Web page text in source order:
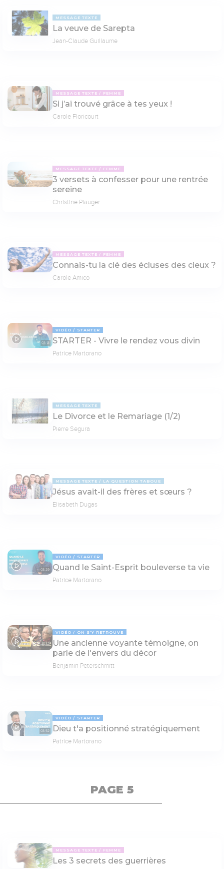
MESSAGE TEXTE
La veuve de Sarepta
Jean-Claude Guillaume
MESSAGE TEXTE FEMME
Si j’ai trouvé grâce à tes yeux !
Carole Floricourt
MESSAGE TEXTE FEMME
3 versets à confesser pour une rentrée
sereine
Christine Piauger
MESSAGE TEXTE FEMME
Connais-tu la clé des écluses des cieux ?
Carole Amico
03:13
VIDÉO STARTER
STARTER - Vivre le rendez vous divin
Patrice Martorano
MESSAGE TEXTE
Le Divorce et le Remariage (1/2)
Pierre Segura
MESSAGE TEXTE LA QUESTION TABOUE
Jésus avait-il des frères et sœurs ?
Elisabeth Dugas
03:29
VIDÉO STARTER
Quand le Saint-Esprit bouleverse ta vie
Patrice Martorano
69:03
VIDÉO ON S'Y RETROUVE
Une ancienne voyante témoigne, on
parle de l'envers du décor
Benjamin Peterschmitt
03:52
VIDÉO STARTER
Dieu t'a positionné stratégiquement
Patrice Martorano
PAGE 5
MESSAGE TEXTE FEMME
Les 3 secrets des guerrières